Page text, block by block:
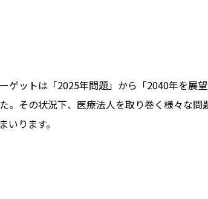
ゲットは「2025年問題」から「2040年を展
。その状況下、医療法人を取り巻く様々な
いります。